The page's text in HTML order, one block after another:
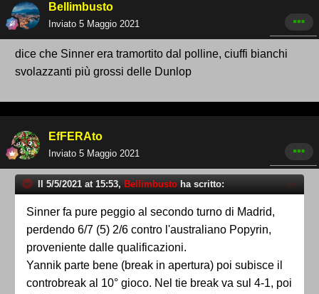
Bellimbusto
Inviato 5 Maggio 2021
dice che Sinner era tramortito dal polline, ciuffi bianchi
svolazzanti più grossi delle Dunlop
EfFERAto
Inviato 5 Maggio 2021
Il 5/5/2021 at 15:53, Bellimbusto ha scritto:
Sinner fa pure peggio al secondo turno di Madrid,
perdendo 6/7 (5) 2/6 contro l'australiano Popyrin,
proveniente dalle qualificazioni.
Yannik parte bene (break in apertura) poi subisce il
controbreak al 10° gioco. Nel tie break va sul 4-1, poi